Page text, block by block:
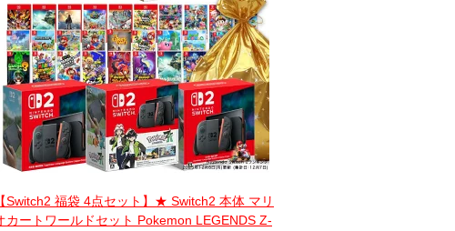
【Switch2 福袋 4点セット】★ Switch2 本体 マリ
カートワールドセット Pokemon LEGENDS Z-